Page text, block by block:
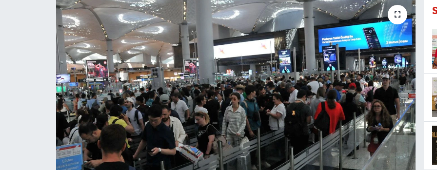
KÜLTÜR SANAT
SAĞLIK
BİLİM VE TEKNOLOJİ
OTOMOBİL
KURUMSAL
Haber Arşivi